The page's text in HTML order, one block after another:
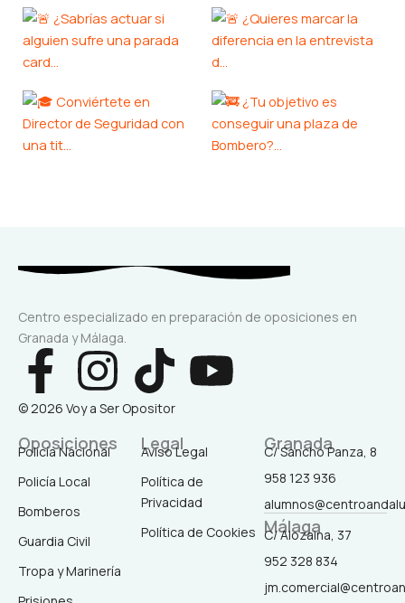
Centro especializado en preparación de oposiciones en
Granada y Málaga.
F
a
c
e
b
I
n
s
a
T
i
k
t
o
Y
u
© 2026 Voy a Ser Opositor
Oposiciones
Policía Nacional
Policía Local
Bomberos
Guardia Civil
Tropa y Marinería
Legal
Aviso Legal
Política de
Privacidad
Política de Cookies
Granada
C/ Sancho Panza, 8
958 123 936
Málaga
C/ Alozaina, 37
952 328 834